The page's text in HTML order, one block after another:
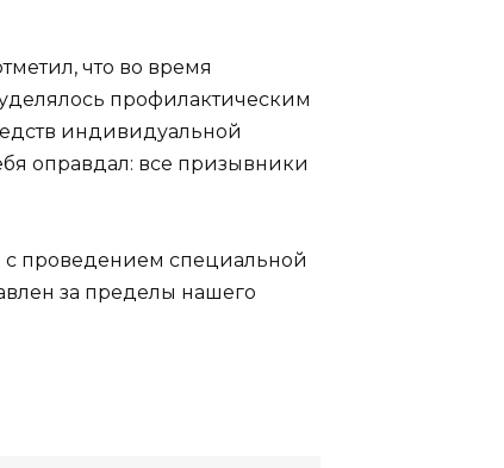
что во время
профилактическим
индивидуальной
оправдал: все призывники
с проведением специальной
за пределы нашего